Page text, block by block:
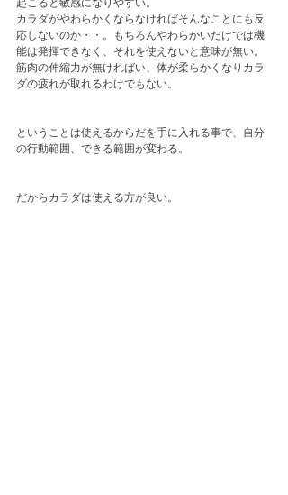
カラダがやわらかくならなければそんなことにも反
応しないのか・・。もちろんやわらかいだけでは機
能は発揮できなく、それを使えないと意味が無い。
筋肉の伸縮力が無ければい、体が柔らかくなりカラ
ダの疲れが取れるわけでもない。
ということは使えるからだを手に入れる事で、自分
の行動範囲、できる範囲が変わる。
だからカラダは使える方が良い。